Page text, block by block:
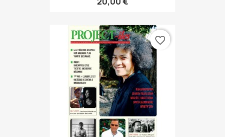
favorite_border